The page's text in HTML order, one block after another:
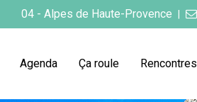
04 - Alpes de Haute-Provence
Agenda Ça roule Rencontres